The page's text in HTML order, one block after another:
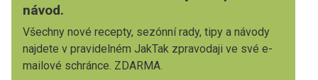
návod.
Všechny nové recepty, sezónní rady, tipy a návody
najdete v pravidelném JakTak zpravodaji ve své e-
mailové schránce. ZDARMA.